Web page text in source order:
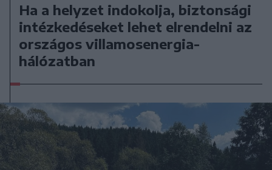
Ha a helyzet indokolja, biztonsági
intézkedéseket lehet elrendelni az
országos villamosenergia-
hálózatban